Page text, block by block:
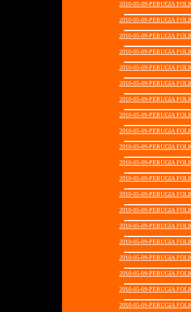
2010-05-09-PERUGIA
2010-05-09-PERUGIA
2010-05-09-PERUGIA
2010-05-09-PERUGIA
2010-05-09-PERUGIA
2010-05-09-PERUGIA
2010-05-09-PERUGIA
2010-05-09-PERUGIA
2010-05-09-PERUGIA
2010-05-09-PERUGIA
2010-05-09-PERUGIA
2010-05-09-PERUGIA
2010-05-09-PERUGIA
2010-05-09-PERUGIA
2010-05-09-PERUGIA
2010-05-09-PERUGIA
2010-05-09-PERUGIA
2010-05-09-PERUGIA
2010-05-09-PERUGIA
2010-05-09-PERUGIA